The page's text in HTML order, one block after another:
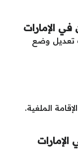
الإمارات
تعديل وضع
الملغية.